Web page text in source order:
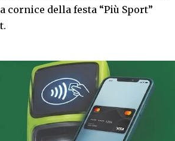
cornice della festa “Più Sport”